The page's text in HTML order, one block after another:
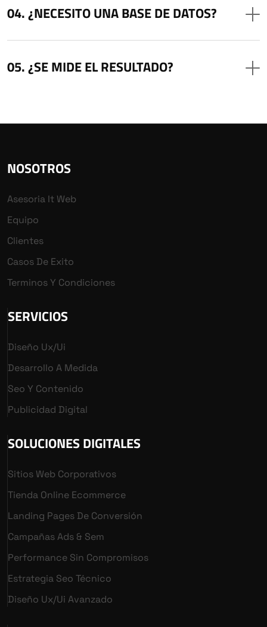
¿NECESITO UNA BASE DE DATOS?
¿SE MIDE EL RESULTADO?
NOSOTROS
Asesoria It Web
Equipo
Clientes
Casos De Exito
Terminos Y Condiciones
SERVICIOS
Diseño Ux/ui
Desarrollo A Medida
Seo Y Contenido
Publicidad Digital
SOLUCIONES DIGITALES
Sitios Web Corporativos
Tienda Online Ecommerce
Landing Pages De Conversión
Campañas Ads & Sem
Performance Sin Compromisos
Estrategia Seo Técnico
Diseño Ux/ui Avanzado